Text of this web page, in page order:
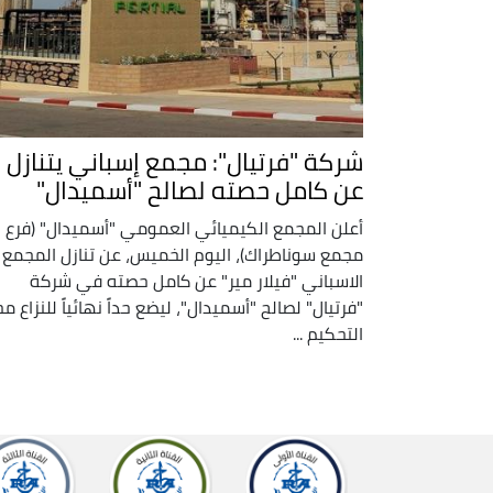
شركة "فرتيال": مجمع إسباني يتنازل
عن كامل حصته لصالح "أسميدال"
أعلن المجمع الكيميائي العمومي "أسميدال" (فرع
مجمع سوناطراك)، اليوم الخميس، عن تنازل المجمع
الاسباني "فيلار مير" عن كامل حصته في شركة
"فرتيال" لصالح "أسميدال"، ليضع حداً نهائياً للنزاع
التحكيم ...